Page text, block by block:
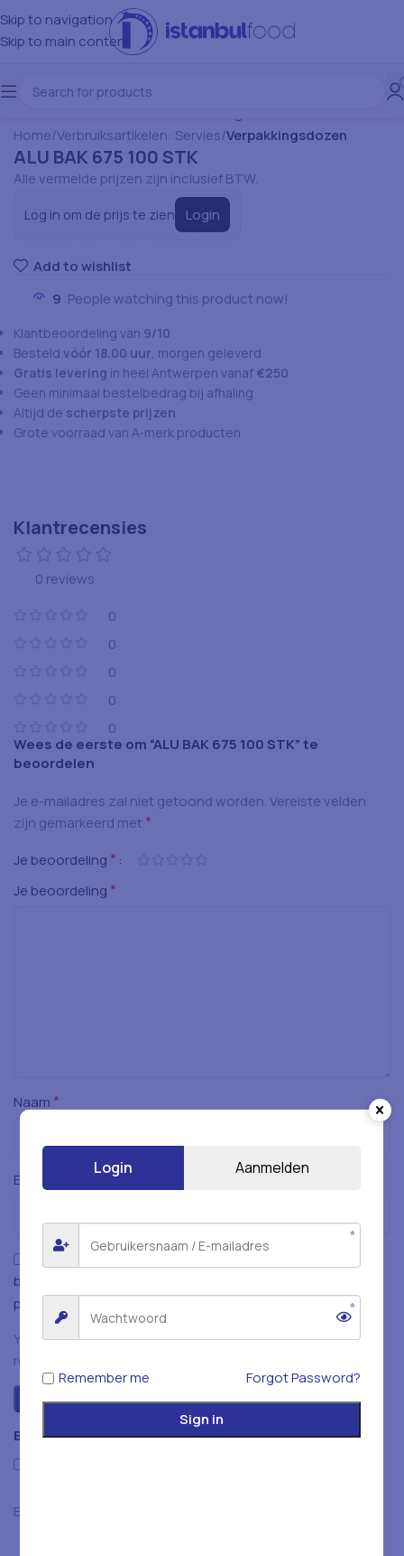
Skip to navigation
Skip to main content
Home Verbruiksartikelen: Servies Verpakkingsdozen
ALU BAK 675 100 STK
Alle vermelde prijzen zijn inclusief BTW.
Log in om de prijs te zien Login
Add to wishlist
9 People watching this product now!
Klantbeoordeling van 9/10
Besteld vóór 18.00 uur, morgen geleverd
Gratis levering in heel Antwerpen vanaf €250
Geen minimaal bestelbedrag bij afhaling
Altijd de scherpste prijzen
Grote voorraad van A-merk producten
Klantrecensies
0 reviews
0
0
0
0
0
Beoordelingen
Er zijn nog geen beoordelingen.
Wees de eerste om “ALU BAK 675 100 STK” te
beoordelen
Je e-mailadres zal niet getoond worden.Vereiste velden
zijn gemarkeerd met *
Je beoordeling *
Je beoordeling *
Naam *
E-mail
browser voor de volgende keer wanneer ik een reactie
plaats.
You have to be logged in to be able to add photos to your
review.
Login Aanmelden
Remember me Forgot Password?
Sign in